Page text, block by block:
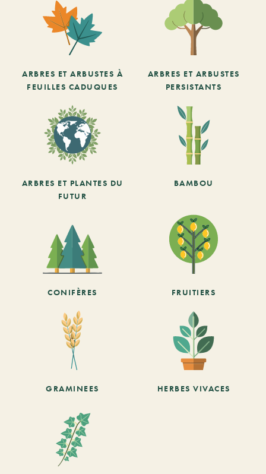
ARBRES ET ARBUSTES À
FEUILLES CADUQUES
ARBRES ET ARBUSTES
PERSISTANTS
ARBRES ET PLANTES DU
FUTUR
BAMBOU
CONIFÈRES FRUITIERS
GRAMINEES HERBES VIVACES